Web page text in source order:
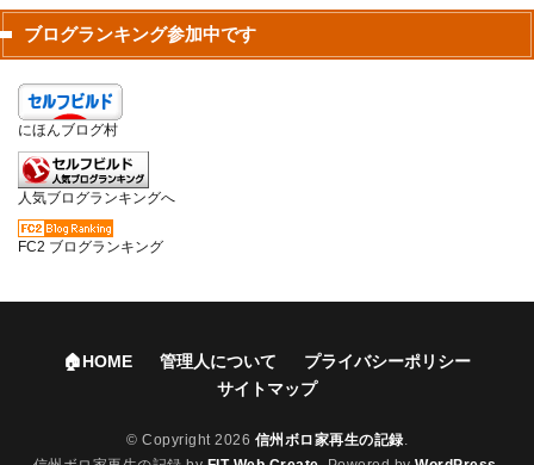
ブログランキング参加中です
にほんブログ村
人気ブログランキングへ
FC2 ブログランキング
🏠HOME 管理人について
プライバシーポリシー
サイトマップ
© Copyright 2026 信州ボロ家再生の記録